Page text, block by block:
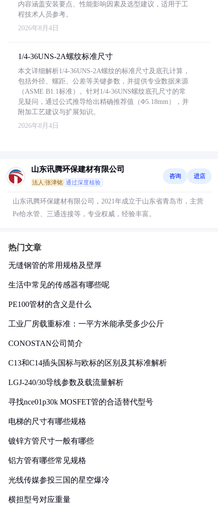
内容涵盖安装要点、性能影响因素及选型建议，适用于工
程技术人员参考。
2026年8月4日
1/4-36UNS-2A螺纹标准尺寸
本文详细解析1/4-36UNS-2A螺纹的标准尺寸及底孔计算，
包括外径、螺距、公差等关键参数，并提供专业数据来源
（ASME B1.1标准）。针对1/4-36UNS螺纹底孔尺寸的常
见疑问，通过公式推导给出精确推荐值（Φ5.18mm），并
附加工艺建议与扩展知识。
2026年8月4日
山东讯腾环保建材有限公司
法人:张津铭 通过深度核验
咨询 进店
山东讯腾环保建材有限公司，2021年成立于山东省青岛市，主营
Pe给水管、三通连接等，专业权威，经验丰富。
热门文章
无缝钢管的常用规格及壁厚
生活中常见的传感器有哪些呢
PE100管材的含义是什么
工业厂房载重标准：一平方米能承受多少公斤
CONOSTAN公司简介
C13和C14插头国标与欧标的区别及其标准解析
LGJ-240/30导线参数及载流量解析
寻找nce01p30k MOSFET管的合适替代型号
电梯的尺寸有哪些规格
镀锌方管尺寸一般有哪些
铝方管有哪些常见规格
光线传媒参投三国的星空爆冷
横担型号对应重量